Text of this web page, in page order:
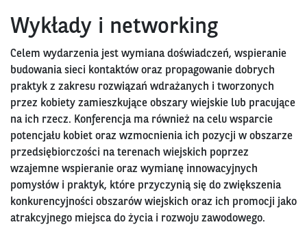
Wykłady i networking
Celem wydarzenia jest wymiana doświadczeń, wspieranie
budowania sieci kontaktów oraz propagowanie dobrych
praktyk z zakresu rozwiązań wdrażanych i tworzonych
przez kobiety zamieszkujące obszary wiejskie lub pracujące
na ich rzecz. Konferencja ma również na celu wsparcie
potencjału kobiet oraz wzmocnienia ich pozycji w obszarze
przedsiębiorczości na terenach wiejskich poprzez
wzajemne wspieranie oraz wymianę innowacyjnych
pomysłów i praktyk, które przyczynią się do zwiększenia
konkurencyjności obszarów wiejskich oraz ich promocji jako
atrakcyjnego miejsca do życia i rozwoju zawodowego.